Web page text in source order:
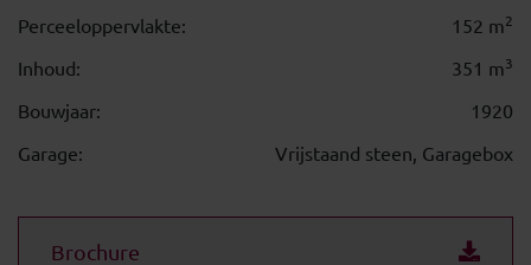
Perceeloppervlakte: 152 m2
Inhoud: 351 m3
Bouwjaar:
1920
Garage:
Vrijstaand steen, Garagebox
Brochure